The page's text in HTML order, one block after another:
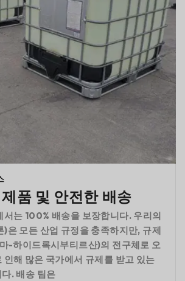
품 및 안전한 배송
는 100% 배송을 보장합니다. 우리의
은 모든 산업 규정을 충족하지만, 규제
-하이드록시부티르산)의 전구체로 오
인해 많은 국가에서 규제를 받고 있는
. 배송 팀은